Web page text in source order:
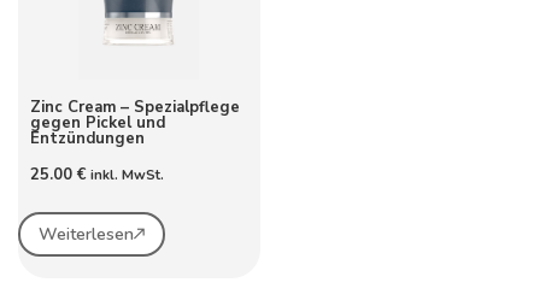
Zinc Cream – Spezialpflege
gegen Pickel und
Entzündungen
25.00 € inkl. MwSt.
Weiterlesen